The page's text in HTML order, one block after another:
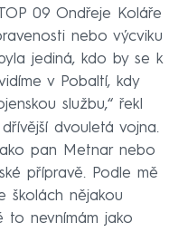
09 Ondřeje Koláře
nebo výcviku
jediná, kdo by se k
v Pobaltí, kdy
službu,“ řekl
dvouletá vojna.
pan Metnar nebo
přípravě. Podle mě
školách nějakou
to nevnímám jako